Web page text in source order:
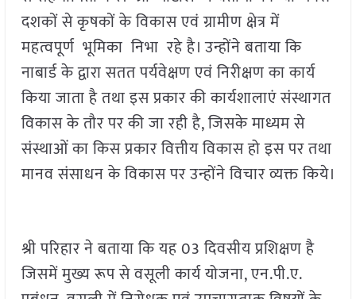
दशकों से कृषकों के विकास एवं ग्रामीण क्षेत्र में
महत्वपूर्ण भूमिका निभा रहे है। उन्होंने बताया कि
नाबार्ड के द्वारा सतत पर्यवेक्षण एवं निरीक्षण का कार्य
किया जाता है तथा इस प्रकार की कार्यशालाएं संस्थागत
विकास के तौर पर की जा रही है, जिसके माध्यम से
संस्थाओं का किस प्रकार वित्तीय विकास हो इस पर तथा
मानव संसाधन के विकास पर उन्होंने विचार व्यक्त किये।
श्री परिहार ने बताया कि यह 03 दिवसीय प्रशिक्षण है
जिसमें मुख्य रूप से वसूली कार्य योजना, एन.पी.ए.